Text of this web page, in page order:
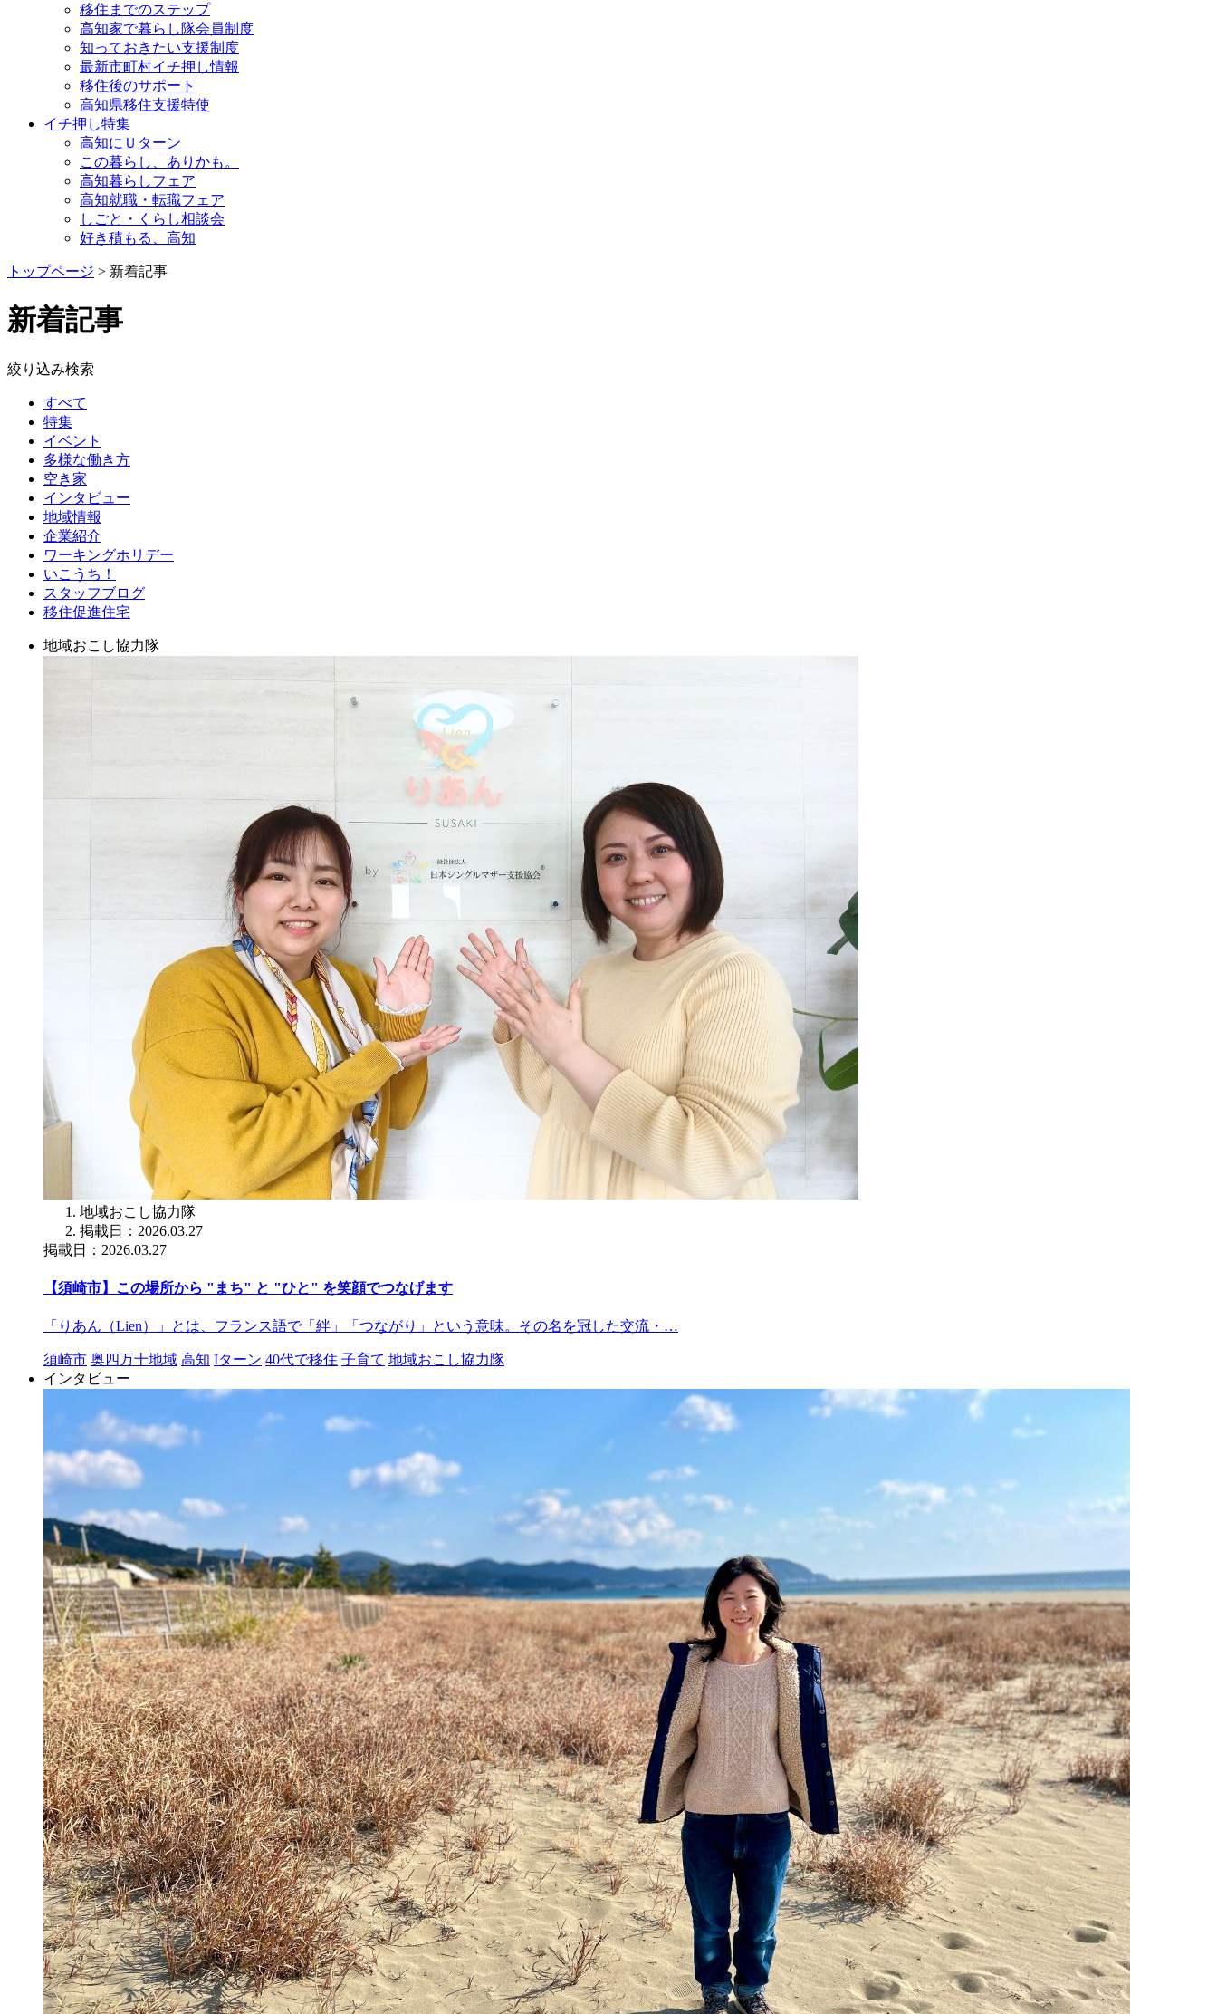
移住までのステップ
高知家で暮らし隊会員制度
知っておきたい支援制度
最新市町村イチ押し情報
移住後のサポート
高知県移住支援特使
イチ押し特集
高知にＵターン
この暮らし、ありかも。
高知暮らしフェア
高知就職・転職フェア
しごと・くらし相談会
好き積もる、高知
トップページ > 新着記事
新着記事
絞り込み検索
すべて
特集
イベント
多様な働き方
空き家
インタビュー
地域情報
企業紹介
ワーキングホリデー
いこうち！
スタッフブログ
移住促進住宅
地域おこし協力隊
地域おこし協力隊
掲載日：2026.03.27
掲載日：2026.03.27
【須崎市】この場所から "まち" と "ひと" を笑顔でつなげます
「りあん（Lien）」とは、フランス語で「絆」「つながり」という意味。その名を冠した交流・…
須崎市 奥四万十地域 高知 Iターン 40代で移住 子育て 地域おこし協力隊
インタビュー